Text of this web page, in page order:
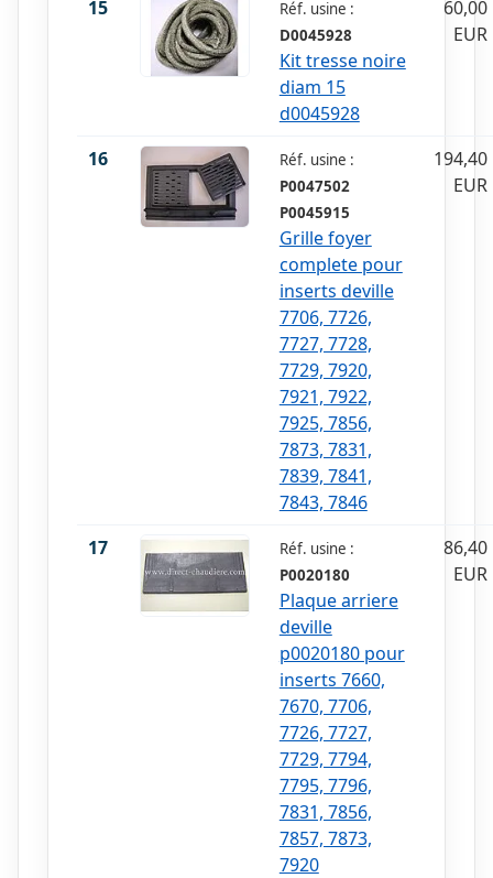
15
Réf. usine :
D0045928
Kit tresse noire
diam 15
d0045928
60,00
EUR
16
Réf. usine :
P0047502
P0045915
Grille foyer
complete pour
inserts deville
7706, 7726,
7727, 7728,
7729, 7920,
7921, 7922,
7925, 7856,
7873, 7831,
7839, 7841,
7843, 7846
194,40
EUR
17
Réf. usine :
P0020180
Plaque arriere
deville
p0020180 pour
inserts 7660,
7670, 7706,
7726, 7727,
7729, 7794,
7795, 7796,
7831, 7856,
7857, 7873,
7920
86,40
EUR